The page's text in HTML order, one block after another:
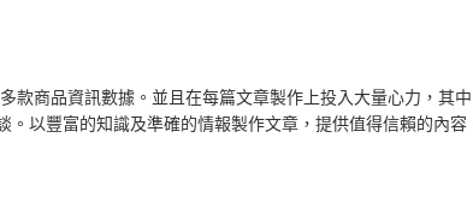
商品資訊數據。並且在每篇文章製作上投入大量心力，其中
以豐富的知識及準確的情報製作文章，提供值得信賴的內容